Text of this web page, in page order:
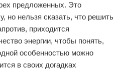
предложенных. Это
но нельзя сказать, что решить
приходится
энергии, чтобы понять,
особенностью можно
в своих догадках